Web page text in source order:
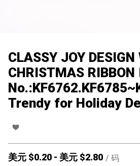
CLASSY JOY DESIGN
CHRISTMAS
Trendy for Holiday
美元 $0.20 - 美元 $2.80 / 码